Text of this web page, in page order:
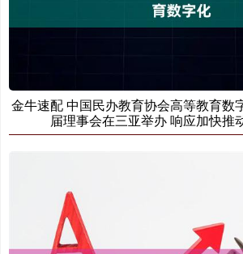
金牛速配 中国民办教育协会高等教育数
届理事会在三亚举办 响应加快推